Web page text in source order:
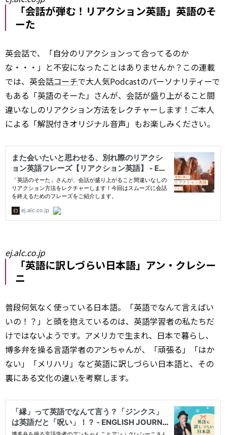
「会話が弾む！リアクション英語」英語のそ
ーた
英会話で、「自分のリアクションって合ってるのか
な・・・」と不安になったことはありませんか？この連載
では、英会話コーチで大人気Podcastのパーソナリティーで
もある「英語のそーた」さんが、会話が盛り上がること間
違いなしのリアクション方法をレクチャーします！ご本人
による「解説付きオリジナル音声」もお楽しみください。
ej.alc.co.jp
「英語に訳しづらい日本語」アン・クレシー
ニ
普段何気なく使っている日本語。「英語でなんて言えばい
いの！？」と頭を抱えているのは、英語学習者の私たちだ
けではないようです。アメリカで生まれ、日本で暮らし、
博多弁を操る言語学者のアンちゃんが、「頑張る」「はか
ない」「メリハリ」など英語に訳しづらい日本語と、その
裏にある文化の違いを考察します。